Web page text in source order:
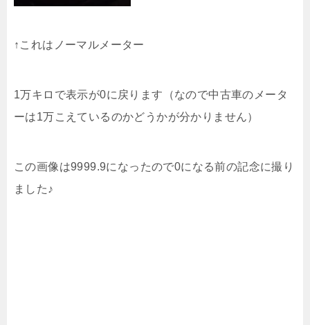
↑これはノーマルメーター
1万キロで表示が0に戻ります（なので中古車のメータ
ーは1万こえているのかどうかが分かりません）
この画像は9999.9になったので0になる前の記念に撮り
ました♪